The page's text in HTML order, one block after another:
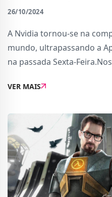
26/10/2024
A Nvidia tornou-se na
mundo, ultrapassando a
na passada Sexta-
mercado, tal como mostra
VER MAIS